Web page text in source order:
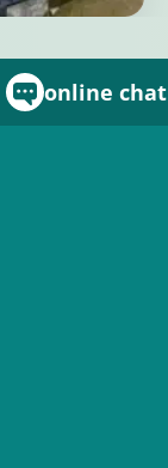
online chat